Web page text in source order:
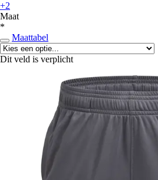
+2
Maat
*
Maattabel
Dit veld is verplicht